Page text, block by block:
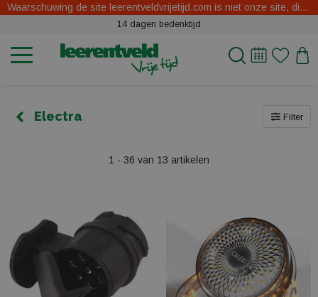
Waarschuwing de site leerentveldvrijetijd.com is niet onze site, dit zijn oplichters.
14 dagen bedenktijd
Electra Filter
1 - 36 van 13 artikelen